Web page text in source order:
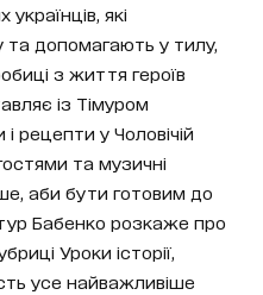
які
допомагають у тилу,
з життя героїв
із Тімуром
рецепти у Чоловічій
та музичні
аби бути готовим до
Бабенко розкаже про
Уроки історії,
усе найважливіше